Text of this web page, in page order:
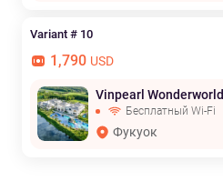
Variant # 10
1,790 USD
Vinpearl Wonderworld
Бесплатный Wi-Fi
Фукуок